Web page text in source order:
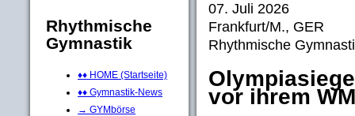
Rhythmische
Gymnastik
♦♦ HOME (Startseite)
♦♦ Gymnastik-News
→ GYMbörse
07. Juli 2026
Frankfurt/M., GER
Rhythmische
vor ihrem